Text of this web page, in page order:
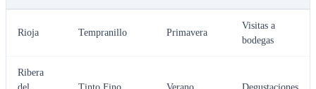
Rioja Tempranillo Primavera
Visitas a
bodegas
Ribera